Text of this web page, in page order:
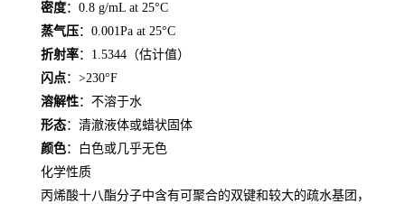
密度：0.8 g/mL at 25°C
蒸气压：0.001Pa at 25°C
折射率：1.5344（估计值）
闪点：>230°F
溶解性：不溶于水
形态：清澈液体或蜡状固体
颜色：白色或几乎无色
化学性质
丙烯酸十八酯分子中含有可聚合的双键和较大的疏水基团，